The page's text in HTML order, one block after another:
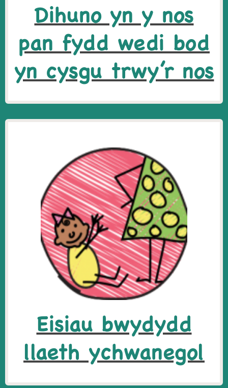
Dihuno yn y nos
pan fydd wedi bod
yn cysgu trwy’r nos
Eisiau bwydydd
llaeth ychwanegol